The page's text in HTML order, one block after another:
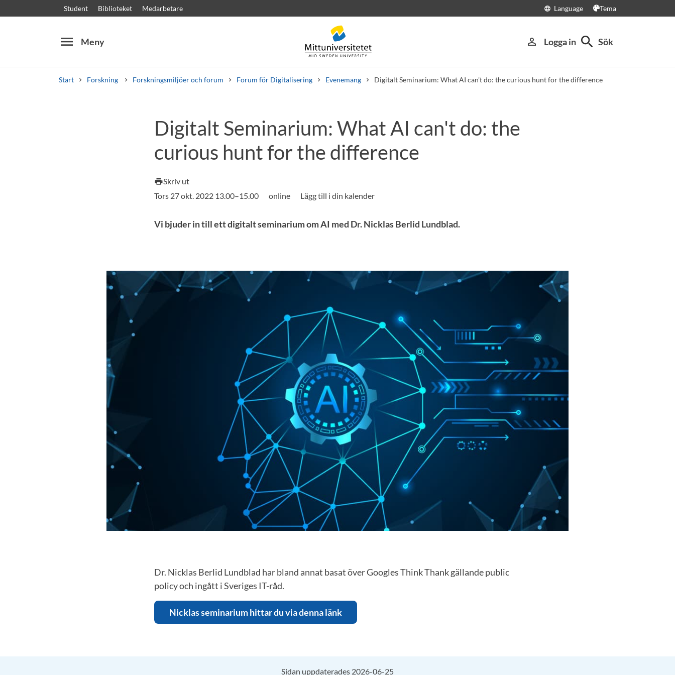
Student Biblioteket Medarbetare language Language Tema
menu Meny person_outline Logga in search Sök
Start Forskning Forskningsmiljöer och forum Forum för Digitalisering Evenemang Digitalt Seminarium: What AI can't do: the curious hunt for the difference
KursplanerVälkomstbrevPersonal Lediga jobb
Digitalt Seminarium: What AI can't do: the
curious hunt for the difference
printSkriv ut
Tors 27 okt. 2022 13.00–15.00
online Lägg till i din kalender
Vi bjuder in till ett digitalt seminarium om AI med Dr. Nicklas Berlid Lundblad.
Dr. Nicklas Berlid Lundblad har bland annat basat över Googles Think Thank gällande public
policy och ingått i Sveriges IT-råd.
Nicklas seminarium hittar du via denna länk
Sidan uppdaterades 2026-06-25